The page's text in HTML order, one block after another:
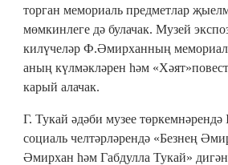
торган мемориаль предметлар
мөмкинлеге дә булачак. Музей
килүчеләр Ф.Әмирханның
аның күлмәкләрен һәм
карый алачак.
Г. Тукай әдәби музее
социаль челтәрләрендә «Безнең
Әмирхан һәм Габдулла Тукай»